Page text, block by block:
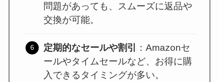
問題があっても、スムーズに返品や
交換が可能。
定期的なセールや割引
：Amazonセ
ールやタイムセールなど、お得に購
入できるタイミングが多い。